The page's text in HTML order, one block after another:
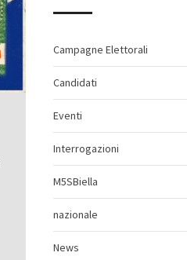
Campagne Elettorali
Candidati
Eventi
Interrogazioni
M5SBiella
nazionale
News